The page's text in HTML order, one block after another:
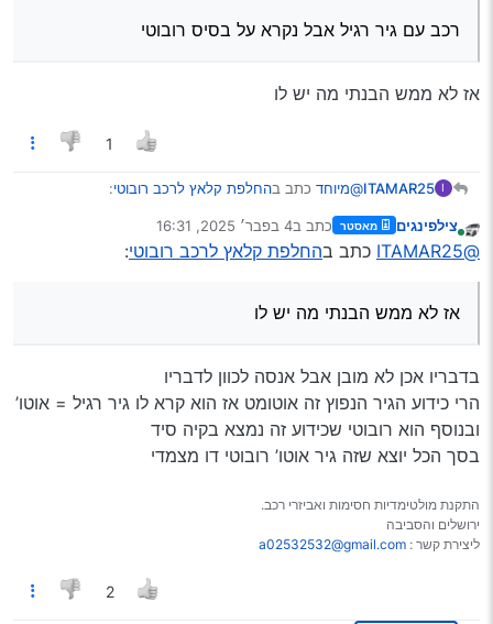
רכב עם גיר רגיל אבל נקרא על בסיס רובוטי
אז לא ממש הבנתי מה יש לו
1
ITAMAR25@מיוחד כתב בהחלפת קלאץ לרכב רובוטי:
@יצחק-רשטונ
אבל הוא כתב
רכב עם גיר רגיל אבל נקרא על בסיס רובוטי
אז לא ממש הבנתי מה יש לו
מחובר
צילפינגים מאסטר כתב ב4 בפבר׳ 2025, 16:31
נערך לאחרונה על ידי
@ITAMAR25 כתב בהחלפת קלאץ לרכב רובוטי:
אז לא ממש הבנתי מה יש לו
בדבריו אכן לא מובן אבל אנסה לכוון לדבריו
הרי כידוע הגיר הנפוץ זה אוטומט אז הוא קרא לו גיר רגיל = אוטו’
ובנוסף הוא רובוטי שכידוע זה נמצא בקיה סיד
בסך הכל יוצא שזה גיר אוטו’ רובוטי דו מצמדי
התקנת מולטימדיות חסימות ואביזרי רכב.
ירושלים והסביבה
ליצירת קשר : a02532532@gmail.com
2